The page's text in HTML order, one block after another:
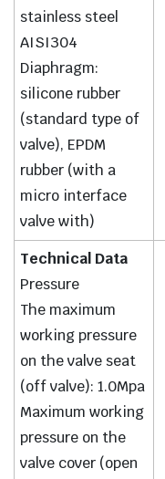
stainless steel
AISI304
Diaphragm:
silicone rubber
(standard type of
valve), EPDM
rubber (with a
micro interface
valve with)
Technical Data
Pressure
The maximum
working pressure
on the valve seat
(off valve): 1.0Mpa
Maximum working
pressure on the
valve cover (open